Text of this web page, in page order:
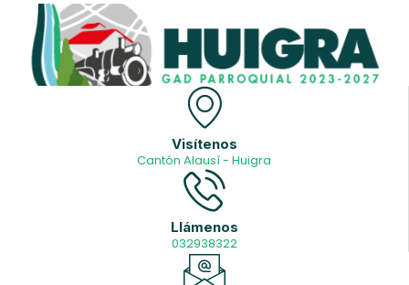
Visítenos
Cantón Alausí - Huigra
Llámenos
032938322